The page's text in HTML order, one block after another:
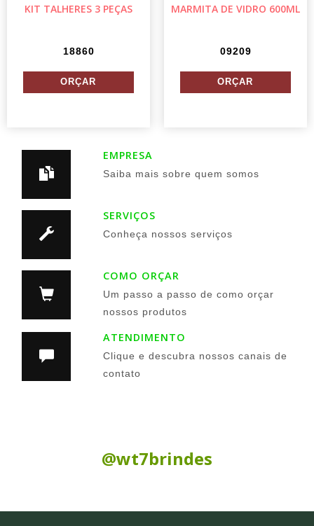
KIT TALHERES 3 PEÇAS
18860
MARMITA DE VIDRO 600ML
09209
EMPRESA
Saiba mais sobre quem somos
SERVIÇOS
Conheça nossos serviços
COMO ORÇAR
Um passo a passo de como orçar
nossos produtos
ATENDIMENTO
Clique e descubra nossos canais de
contato
@wt7brindes